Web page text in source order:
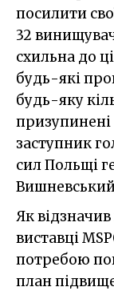
посилити
32
схильна до
будь-які
будь-яку
заступник
сил Польщі
Як
виставці
потребою
план